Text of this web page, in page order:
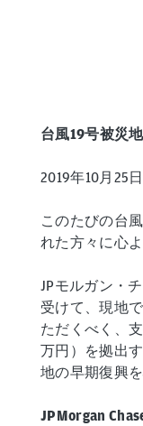
台風19号被災
2019年10月25日
このたびの台
れた方々に心
JPモルガン・
受けて、現地
ただくべく、
万円）を拠出
地の早期復興
JPMorgan